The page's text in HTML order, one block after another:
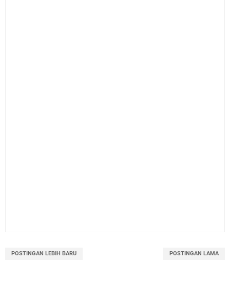
POSTINGAN LEBIH BARU POSTINGAN LAMA